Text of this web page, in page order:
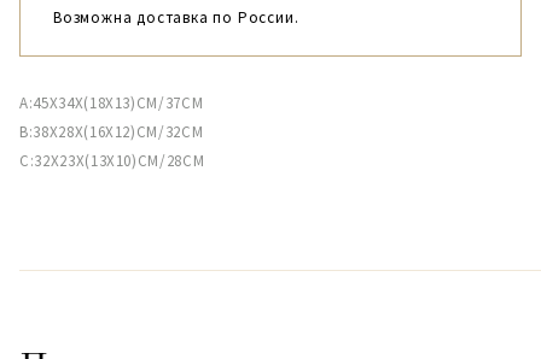
Возможна доставка по России.
A:45X34X(18X13)CM/37CM
B:38X28X(16X12)CM/32CM
C:32X23X(13X10)CM/28CM